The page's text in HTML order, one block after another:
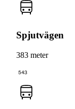
Spjutvägen
383 meter
543